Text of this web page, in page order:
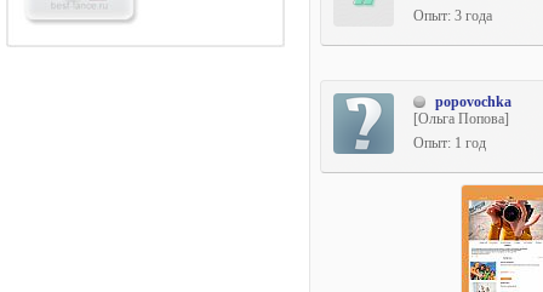
Опыт: 3 года
popovochka
[Ольга Попова]
Опыт: 1 год